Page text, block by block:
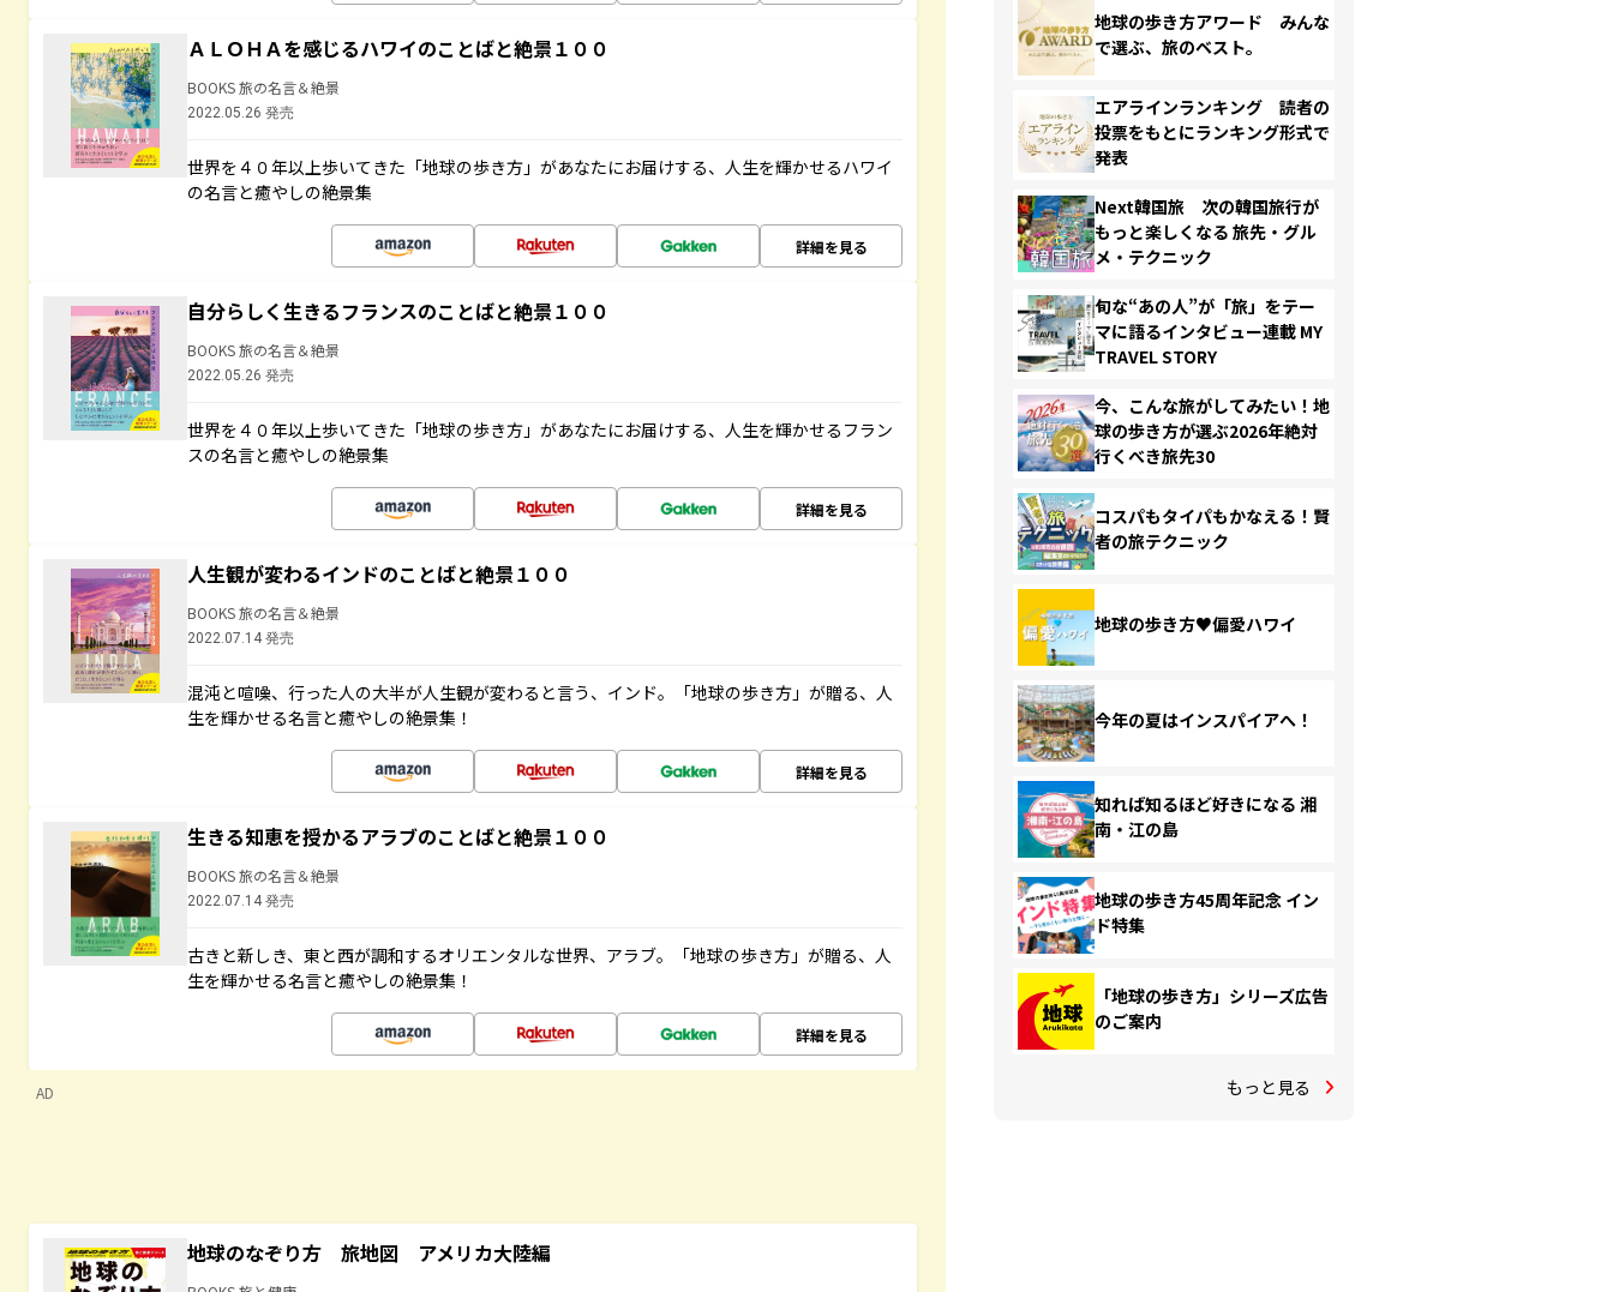
ＡＬＯＨＡを感じるハワイのことばと絶景１００
BOOKS 旅の名言＆絶景
2022.05.26 発売
世界を４０年以上歩いてきた「地球の歩き方」があなたにお届けする、人生を輝かせるハワイ
の名言と癒やしの絶景集
詳細を見る
自分らしく生きるフランスのことばと絶景１００
BOOKS 旅の名言＆絶景
2022.05.26 発売
世界を４０年以上歩いてきた「地球の歩き方」があなたにお届けする、人生を輝かせるフラン
スの名言と癒やしの絶景集
詳細を見る
人生観が変わるインドのことばと絶景１００
BOOKS 旅の名言＆絶景
2022.07.14 発売
混沌と喧噪、行った人の大半が人生観が変わると言う、インド。「地球の歩き方」が贈る、人
生を輝かせる名言と癒やしの絶景集！
詳細を見る
生きる知恵を授かるアラブのことばと絶景１００
BOOKS 旅の名言＆絶景
2022.07.14 発売
古きと新しき、東と西が調和するオリエンタルな世界、アラブ。「地球の歩き方」が贈る、人
生を輝かせる名言と癒やしの絶景集！
詳細を見る
AD
地球のなぞり方 旅地図 アメリカ大陸編
地球の歩き方アワード みんな
で選ぶ、旅のベスト。
エアラインランキング 読者の
投票をもとにランキング形式で
発表
Next韓国旅 次の韓国旅行が
もっと楽しくなる 旅先・グル
メ・テクニック
旬な“あの人”が「旅」をテー
マに語るインタビュー連載 MY
TRAVEL STORY
今、こんな旅がしてみたい！地
球の歩き方が選ぶ2026年絶対
行くべき旅先30
コスパもタイパもかなえる！賢
者の旅テクニック
地球の歩き方♥偏愛ハワイ
今年の夏はインスパイアへ！
知れば知るほど好きになる 湘
南・江の島
地球の歩き方45周年記念 イン
ド特集
「地球の歩き方」シリーズ広告
のご案内
もっと見る